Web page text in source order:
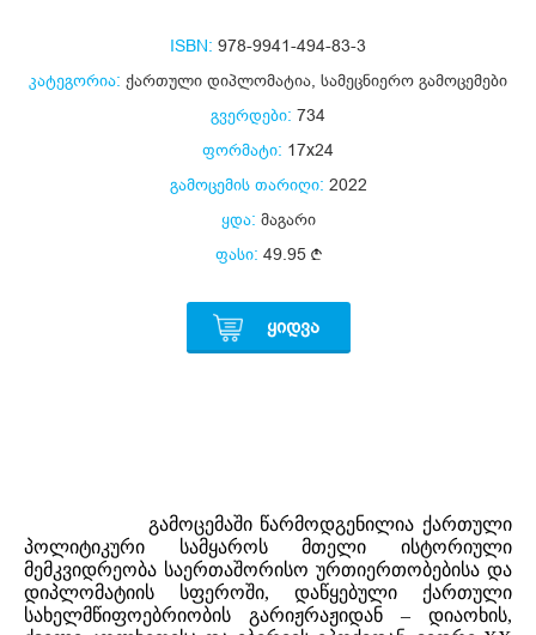
ISBN: 978-9941-494-83-3
კატეგორია: ქართული დიპლომატია სამეცნიერო გამოცემები
გვერდები: 734
ფორმატი: 17x24
გამოცემის თარიღი: 2022
ყდა: მაგარი
ფასი: 49.95
ᲧᲘᲓᲕᲐ
პოლიტიკური სამყაროს მთელი ისტორიული
მემკვიდრეობა საერთაშორისო ურთიერთობებისა და
დიპლომატიის სფეროში, დაწყებული ქართული
სახელმწიფოებრიობის გარიჟრაჟიდან – დიაოხის,